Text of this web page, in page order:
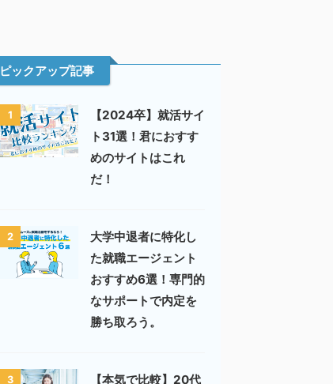
ピックアップ記事
1
【2024卒】就活サイ
ト31選！君におすす
めのサイトはこれ
だ！
2
大学中退者に特化し
た就職エージェント
おすすめ6選！専門的
なサポートで内定を
勝ち取ろう。
3 【本気で比較】20代